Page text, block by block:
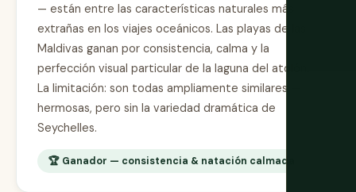
— están entre las características naturales más
extrañas en los viajes oceánicos. Las playas de las
Maldivas ganan por consistencia, calma y la
perfección visual particular de la laguna del atolón.
La limitación: son todas ampliamente similares —
hermosas, pero sin la variedad dramática de
Seychelles.
🏆 Ganador — consistencia & natación calmada